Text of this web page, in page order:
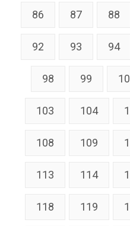
86 87 88
92 93 94
98 99
103 104
108 109
113 114
118 119